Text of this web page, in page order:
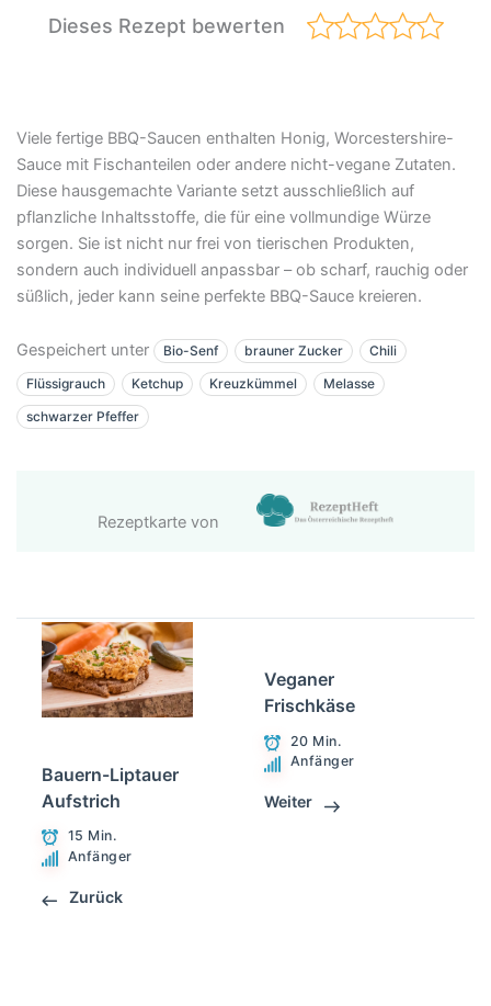
Dieses Rezept bewerten
Viele fertige BBQ-Saucen enthalten Honig, Worcestershire-
Sauce mit Fischanteilen oder andere nicht-vegane Zutaten.
Diese hausgemachte Variante setzt ausschließlich auf
pflanzliche Inhaltsstoffe, die für eine vollmundige Würze
sorgen. Sie ist nicht nur frei von tierischen Produkten,
sondern auch individuell anpassbar – ob scharf, rauchig oder
süßlich, jeder kann seine perfekte BBQ-Sauce kreieren.
Gespeichert unter Bio-Senf brauner Zucker
Chili
Flüssigrauch
Ketchup Kreuzkümmel
Melasse
schwarzer Pfeffer
Rezeptkarte von
Bauern-Liptauer
Aufstrich
15 Min.
Anfänger
Zurück
Veganer
Frischkäse
20 Min.
Anfänger
Weiter